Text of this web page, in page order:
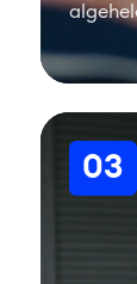
03